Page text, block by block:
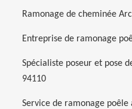
Ramonage de cheminée
Entreprise de ramonage
Spécialiste poseur et pose
94110
Service de ramonage poêle